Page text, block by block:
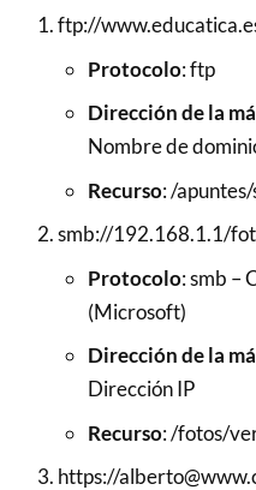
ftp://
Protocolo: ftp
Dirección de la
Nombre de
Recurso: /
smb://192.168.1.1/
Protocolo: smb –
(Microsoft)
Dirección de la
Dirección IP
Recurso: /fotos/
https://